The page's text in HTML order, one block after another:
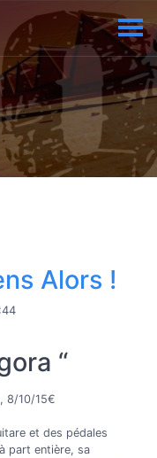
Alors !
“
8/10/15€
et des pédales
part entière, sa